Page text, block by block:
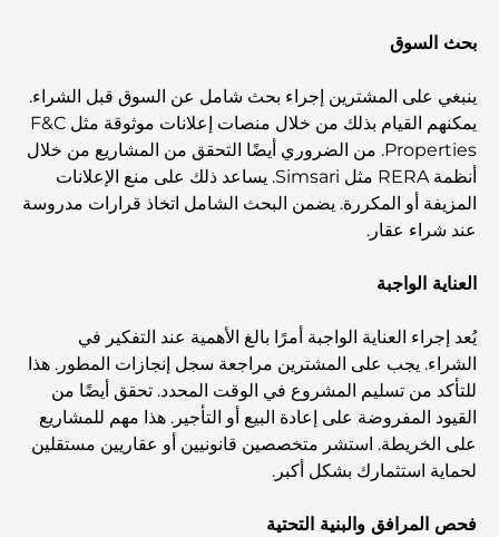
أنشطة يمكنك القيام بها في مركز دبي المالي العالمي:
استكشف أكثر مناطق دبي حيوية
بطاقات الائتمان في الإمارات العربية المتحدة: دليل شامل
للإنفاق الذكي
مستشفى في مركز دبي المالي العالمي: رعاية طبية عالمية
صالات رياضية في مركز دبي المالي العالمي: حيث يلتقي اللياقة
البدنية بأسلوب حياة الأعمال
أندر سيارة في العالم: أساطير السيارات التي لا تُقدر بثمن
منصات التداول في الإمارات العربية المتحدة: دليل للمستثمرين
بحث السوق
ينبغي على المشترين إجراء بحث شامل عن السوق قبل الشراء.
يمكنهم القيام بذلك من خلال منصات إعلانات موثوقة مثل F&C
Properties. من الضروري أيضًا التحقق من المشاريع من خلال
أنظمة RERA مثل Simsari. يساعد ذلك على منع الإعلانات
المزيفة أو المكررة. يضمن البحث الشامل اتخاذ قرارات مدروسة
عند شراء عقار.
العناية الواجبة
يُعد إجراء العناية الواجبة أمرًا بالغ الأهمية عند التفكير في
الشراء. يجب على المشترين مراجعة سجل إنجازات المطور. هذا
للتأكد من تسليم المشروع في الوقت المحدد. تحقق أيضًا من
القيود المفروضة على إعادة البيع أو التأجير. هذا مهم للمشاريع
على الخريطة. استشر متخصصين قانونيين أو عقاريين مستقلين
لحماية استثمارك بشكل أكبر.
فحص المرافق والبنية التحتية